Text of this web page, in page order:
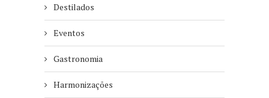
Destilados
Eventos
Gastronomia
Harmonizações